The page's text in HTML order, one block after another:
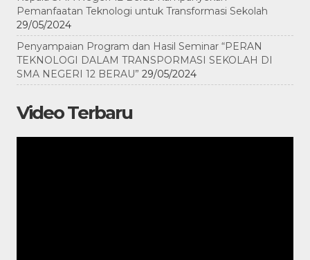
Pemanfaatan Teknologi untuk Transformasi Sekolah
29/05/2024
Penyampaian Program dan Hasil Seminar “PERAN
TEKNOLOGI DALAM TRANSPORMASI SEKOLAH DI
SMA NEGERI 12 BERAU” 29/05/2024
Video Terbaru